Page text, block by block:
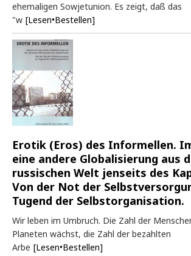
ehemaligen Sowjetunion. Es zeigt, daß das
"w [Lesen•Bestellen]
Erotik (Eros) des Informellen.
eine andere Globalisierung aus
russischen Welt jenseits des
Von der Not der
Tugend der Selbstorganisation.
Wir leben im Umbruch. Die Zahl der
Planeten wächst, die Zahl der bezahlten
Arbe [Lesen•Bestellen]